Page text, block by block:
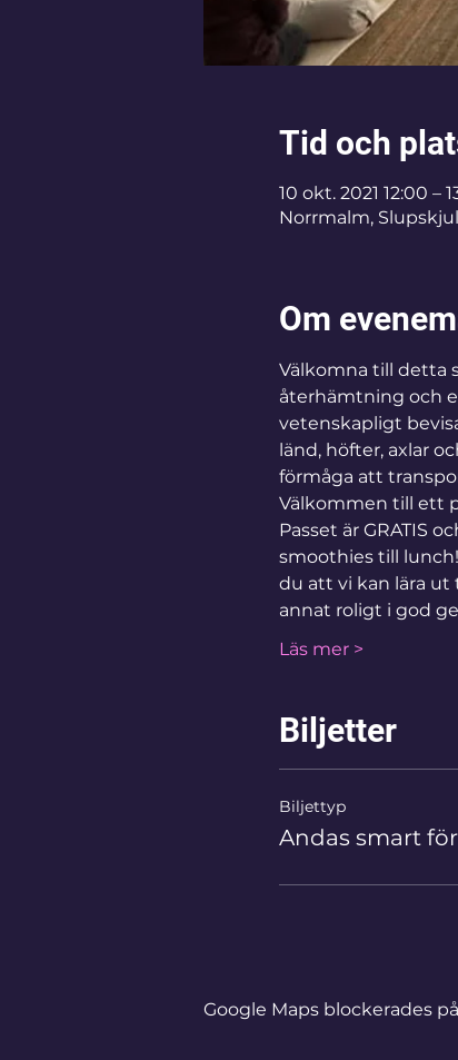
Tid och
10 okt. 2021 12:00 –
Norrmalm,
Om
Välkomna till detta
återhämtning och
vetenskapligt
länd, höfter, axlar
förmåga att
Välkommen till ett
Passet är GRATIS
smoothies till
du att vi kan lära
annat roligt i god
Läs mer >
Biljetter
Biljettyp
Andas smart
Google Maps blockerades